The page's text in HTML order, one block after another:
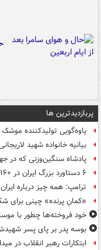
پربازدیدترین ها
یاوه‌گویی تولیدکننده موشک
بیانیه خانواده شهید
پادشاه سنگین‌وزنی که در
۶ دستاورد بزرگ ایران در ۱۶۰ روز رهبری رهبر انقلاب
ترامپ: همه چیز درباره
«کمانِ پرنده» چینی برای
خود فروخته‌ها چطور با
بوسه‌ پدر بر پای پسر
ابتکارات رهبر انقلاب در